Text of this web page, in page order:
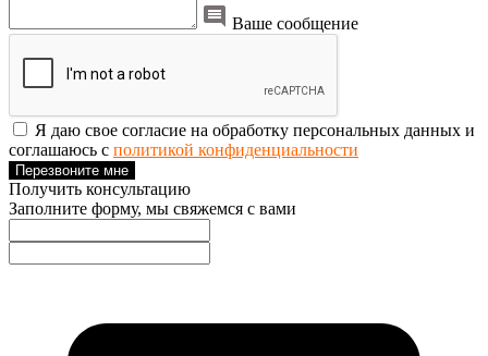
Ваше сообщение
Я даю свое согласие на обработку персональных данных и
соглашаюсь с политикой конфиденциальности
Перезвоните мне
Получить консультацию
Заполните форму, мы свяжемся с вами